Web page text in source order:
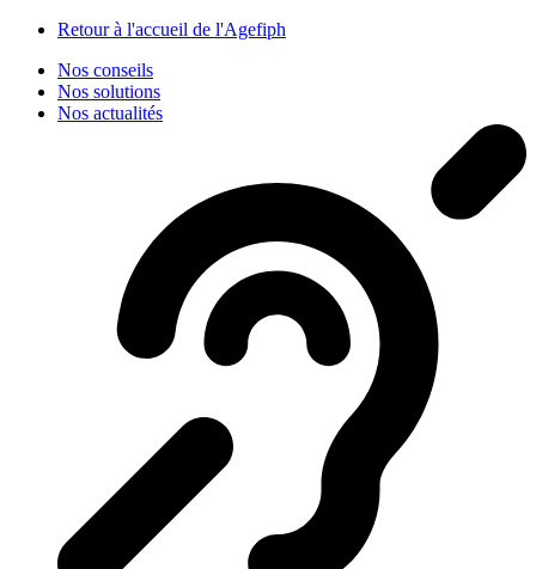
Retour à l'accueil de l'Agefiph
Nos conseils
Nos solutions
Nos actualités